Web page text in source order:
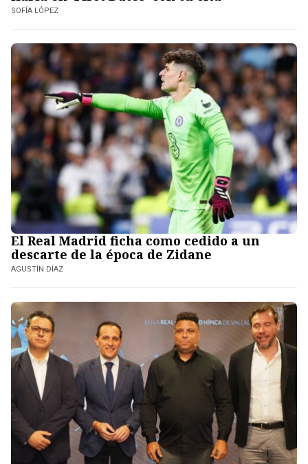
SOFÍA LÓPEZ
El Real Madrid ficha como cedido a un
descarte de la época de Zidane
AGUSTÍN DÍAZ